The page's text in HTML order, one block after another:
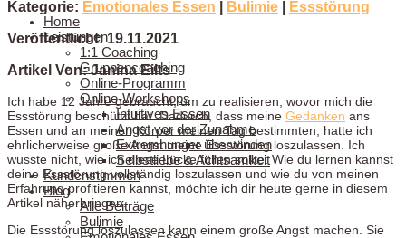
Home
Leistungen
1:1 Coaching
Gruppencoaching
Online-Programm
Online-Workshops
Intuitives Essen
Angst vor der Zunahme
Extremhunger überwinden
Selbstliebe & Achtsamkeit
Kundenstimmen
Blog
Alle Beiträge
Bulimie
Kategorie: Emotionales Essen | Bulimie | Essstörung
Veröffentlicht: 19.11.2021
Artikel Von: Janina Eilts
Ich habe 12 Jahre gebraucht, um zu realisieren, wovor mich die
Essstörung beschützt hat. Dadurch, dass meine Gedanken ans
Essen und an meinen Körper meinen Tag bestimmten, hatte ich
ehrlicherweise große Angst meine Essstörung loszulassen. Ich
wusste nicht, wie ich diese Lücke füllen sollte. Wie du lernen kannst
deine Essstörung vollständig loszulassen und wie du von meinen
Erfahrung profitieren kannst, möchte ich dir heute gerne in diesem
Artikel näherbringen.
Die Essstörung loszulassen kann einem große Angst machen. Sie